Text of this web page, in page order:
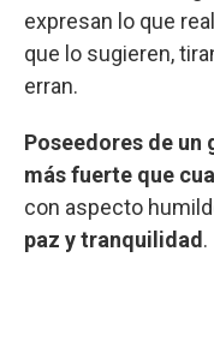
expresan lo que
que lo sugieren,
erran.
Poseedores de un
más fuerte que
con aspecto
paz y tranquilidad .